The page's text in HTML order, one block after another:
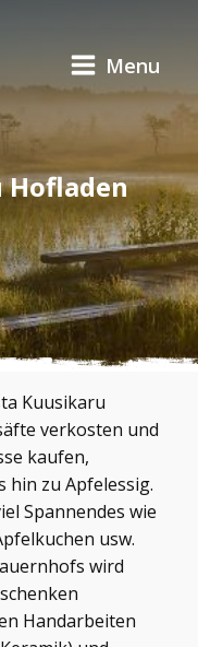
Menu
Hofladen
Kuusikaru
verkosten und
kaufen,
hin zu Apfelessig.
Spannendes wie
usw.
wird
Handarbeiten